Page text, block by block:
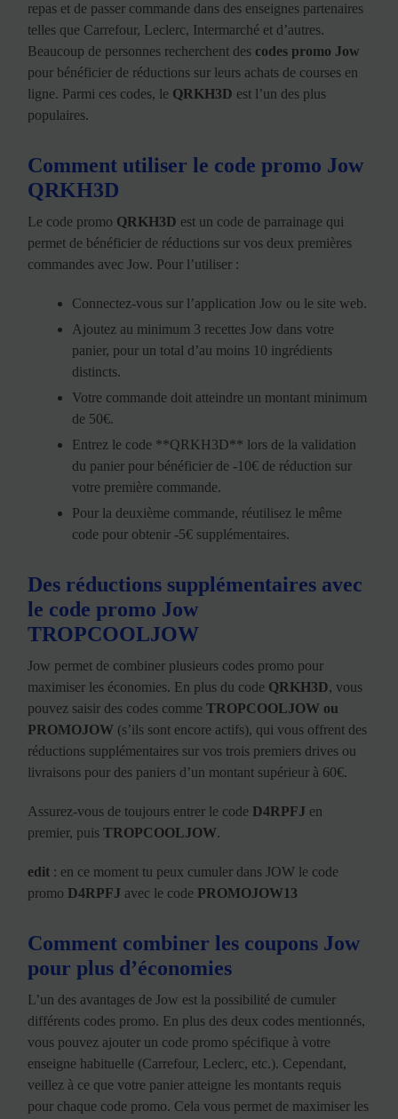
repas et de passer commande dans des enseignes partenaires
telles que Carrefour, Leclerc, Intermarché et d’autres.
Beaucoup de personnes recherchent des codes promo Jow
pour bénéficier de réductions sur leurs achats de courses en
ligne. Parmi ces codes, le QRKH3D est l’un des plus
populaires.
Comment utiliser le code promo Jow
QRKH3D
Le code promo QRKH3D est un code de parrainage qui
permet de bénéficier de réductions sur vos deux premières
commandes avec Jow. Pour l’utiliser :
Connectez-vous sur l’application Jow ou le site web.
Ajoutez au minimum 3 recettes Jow dans votre
panier, pour un total d’au moins 10 ingrédients
distincts.
Votre commande doit atteindre un montant minimum
de 50€.
Entrez le code **QRKH3D** lors de la validation
du panier pour bénéficier de -10€ de réduction sur
votre première commande.
Pour la deuxième commande, réutilisez le même
code pour obtenir -5€ supplémentaires.
Des réductions supplémentaires avec
le code promo Jow
TROPCOOLJOW
Jow permet de combiner plusieurs codes promo pour
maximiser les économies. En plus du code QRKH3D, vous
pouvez saisir des codes commeTROPCOOLJOW ou
PROMOJOW (s’ils sont encore actifs), qui vous offrent des
réductions supplémentaires sur vos trois premiers drives ou
livraisons pour des paniers d’un montant supérieur à 60€.
Assurez-vous de toujours entrer le code D4RPFJ en
premier, puisTROPCOOLJOW.
edit : en ce moment tu peux cumuler dans JOW le code
promo D4RPFJ avec le code PROMOJOW13
Comment combiner les coupons Jow
pour plus d’économies
L’un des avantages de Jow est la possibilité de cumuler
différents codes promo. En plus des deux codes mentionnés,
vous pouvez ajouter un code promo spécifique à votre
enseigne habituelle (Carrefour, Leclerc, etc.). Cependant,
veillez à ce que votre panier atteigne les montants requis
pour chaque code promo. Cela vous permet de maximiser les